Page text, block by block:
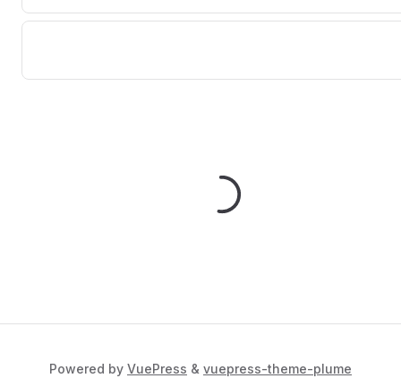
Powered by VuePress & vuepress-theme-plume